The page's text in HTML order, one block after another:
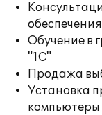
Обучение в
"1С"
Продажа
Установка
компьютеры